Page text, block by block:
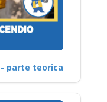
parte teorica